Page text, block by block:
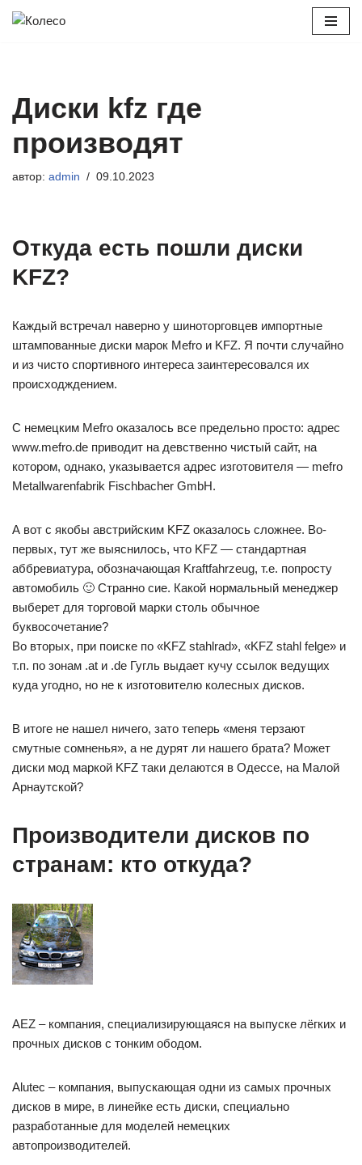
Диски kfz где
производят
автор: admin 09.10.2023
Откуда есть пошли диски
KFZ?
Каждый встречал наверно у шиноторговцев импортные
штампованные диски марок Mefro и KFZ. Я почти случайно
и из чисто спортивного интереса заинтересовался их
происходждением.
С немецким Mefro оказалось все предельно просто: адрес
www.mefro.de приводит на девственно чистый сайт, на
котором, однако, указывается адрес изготовителя — mefro
Metallwarenfabrik Fischbacher GmbH.
А вот с якобы австрийским KFZ оказалось сложнее. Во-
первых, тут же выяснилось, что KFZ — стандартная
аббревиатура, обозначающая Kraftfahrzeug, т.е. попросту
автомобиль 🙂 Странно сие. Какой нормальный менеджер
выберет для торговой марки столь обычное
буквосочетание?
Во вторых, при поиске по «KFZ stahlrad», «KFZ stahl felge» и
т.п. по зонам .at и .de Гугль выдает кучу ссылок ведущих
куда угодно, но не к изготовителю колесных дисков.
В итоге не нашел ничего, зато теперь «меня терзают
смутные сомненья», а не дурят ли нашего брата? Может
диски мод маркой KFZ таки делаются в Одессе, на Малой
Арнаутской?
Производители дисков по
странам: кто откуда?
AEZ – компания, специализирующаяся на выпуске лёгких и
прочных дисков с тонким ободом.
Alutec – компания, выпускающая одни из самых прочных
дисков в мире, в линейке есть диски, специально
разработанные для моделей немецких
автопроизводителей.